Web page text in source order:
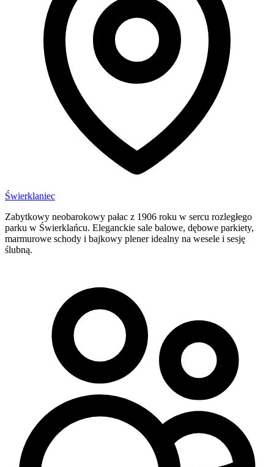
Świerklaniec
Zabytkowy neobarokowy pałac z 1906 roku w sercu rozległego
parku w Świerklańcu. Eleganckie sale balowe, dębowe parkiety,
marmurowe schody i bajkowy plener idealny na wesele i sesję
ślubną.